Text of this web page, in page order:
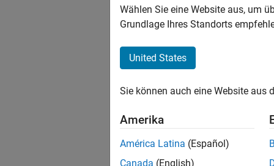
FILTER:
Stellen
Es
Region
Wählen Sie eine Website aus, um
Grundlage Ihres Standorts
United States
Sie können auch eine Website aus
Amerika
América Latina (Español)
Canada (English)